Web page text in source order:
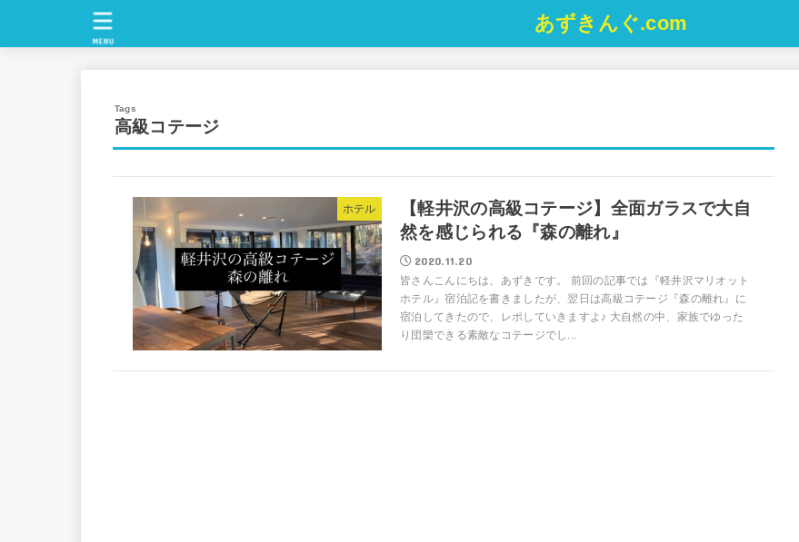
あずきんぐ.com
MENU
高級コテージ
ホテル
【軽井沢の高級コテージ】全面ガラスで大自
然を感じられる『森の離れ』
2020.11.20
皆さんこんにちは、あずきです。 前回の記事では『軽井沢マリオット
ホテル』宿泊記を書きましたが、翌日は高級コテージ『森の離れ』に
宿泊してきたので、レポしていきますよ♪ 大自然の中、家族でゆった
り団欒できる素敵なコテージでし...